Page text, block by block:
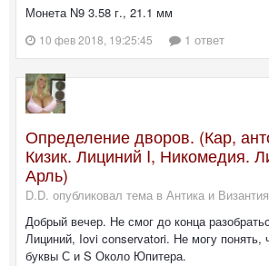
Монета N9 3.58 г., 21.1 мм
10 фев 2018, 19:25:45 1 ответ
Определение дворов. (Кар,
Кизик. Лициний I, Никомедия.
Арль)
D.D. опубликовал тема в Антика и Византия
Добрый вечер. Не смог до конца
Лициний, Iovi cоnservatori. Не могу понять,
буквы С и S Около Юпитера.